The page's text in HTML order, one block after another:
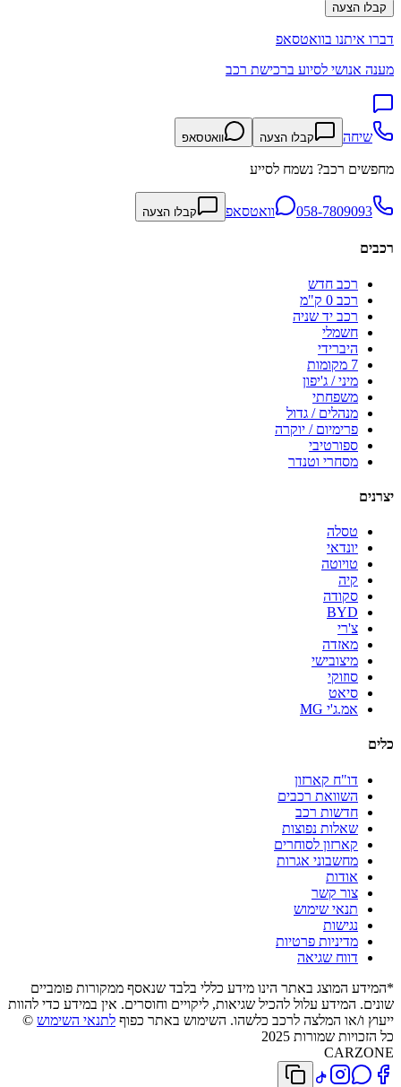
קבלו הצעה
דברו איתנו בוואטסאפ
מענה אנושי לסיוע ברכישת רכב
שיחה קבלו הצעה וואטסאפ
מחפשים רכב? נשמח לסייע
058-7809093 וואטסאפ קבלו הצעה
רכבים
רכב חדש
רכב 0 ק"מ
רכב יד שניה
חשמלי
היברידי
7 מקומות
מיני / ג'יפון
משפחתי
מנהלים / גדול
פרימיום / יוקרה
ספורטיבי
מסחרי וטנדר
יצרנים
טסלה
יונדאי
טויוטה
קיה
סקודה
BYD
צ'רי
מאזדה
מיצובישי
סוזוקי
סיאט
אמ.ג'י MG
כלים
דו"ח קארזון
השוואת רכבים
חדשות רכב
שאלות נפוצות
קארזון לסוחרים
מחשבוני אגרות
אודות
צור קשר
תנאי שימוש
נגישות
מדיניות פרטיות
דווח שגיאה
*המידע המוצג באתר הינו מידע כללי בלבד שנאסף ממקורות פומביים
שונים. המידע עלול להכיל שגיאות, ליקויים וחוסרים. אין במידע כדי להוות
ייעוץ ו/או המלצה לרכב כלשהו. השימוש באתר כפוף לתנאי השימוש ©
כל הזכויות שמורות 2025
CARZONE